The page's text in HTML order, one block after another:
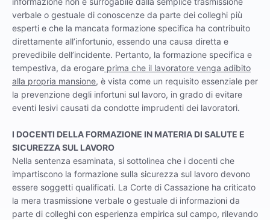
verbale o gestuale di conoscenze da parte dei colleghi più
esperti e che la mancata formazione specifica ha contribuito
direttamente all’infortunio, essendo una causa diretta e
prevedibile dell’incidente. Pertanto, la formazione specifica e
tempestiva, da erogare prima che il lavoratore venga adibito
alla propria mansione, è vista come un requisito essenziale per
la prevenzione degli infortuni sul lavoro, in grado di evitare
eventi lesivi causati da condotte imprudenti dei lavoratori.
I DOCENTI DELLA FORMAZIONE IN MATERIA DI SALUTE E
SICUREZZA SUL LAVORO
Nella sentenza esaminata, si sottolinea che i docenti che
impartiscono la formazione sulla sicurezza sul lavoro devono
essere soggetti qualificati. La Corte di Cassazione ha criticato
la mera trasmissione verbale o gestuale di informazioni da
parte di colleghi con esperienza empirica sul campo, rilevando